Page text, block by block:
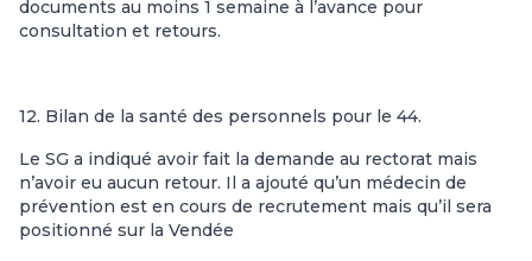
documents au moins 1 semaine à l’avance pour
consultation et retours.
12. Bilan de la santé des personnels pour le 44.
Le SG a indiqué avoir fait la demande au rectorat mais
n’avoir eu aucun retour. Il a ajouté qu’un médecin de
prévention est en cours de recrutement mais qu’il sera
positionné sur la Vendée